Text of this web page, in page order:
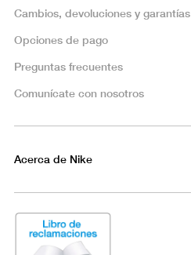
Cambios, devoluciones y garantías
Opciones de pago
Preguntas frecuentes
Comunícate con nosotros
Acerca de Nike